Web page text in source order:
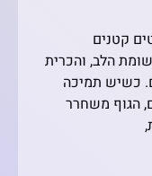
קטנים
הלב, והכרית
כשיש תמיכה
הגוף משחרר